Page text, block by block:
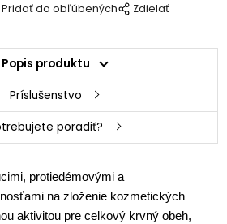
Pridať do obľúbených Zdielať
Popis produktu
Príslušenstvo
poradiť?
protiedémovými a
na zloženie kozmetických
aktivitou pre celkový krvný obeh,